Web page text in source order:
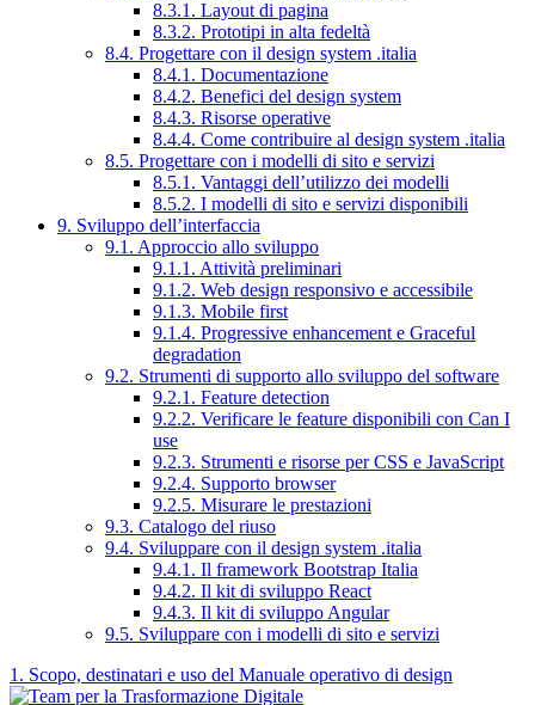
8.3.1. Layout di pagina
8.3.2. Prototipi in alta fedeltà
8.4. Progettare con il design system .italia
8.4.1. Documentazione
8.4.2. Benefici del design system
8.4.3. Risorse operative
8.4.4. Come contribuire al design system .italia
8.5. Progettare con i modelli di sito e servizi
8.5.1. Vantaggi dell’utilizzo dei modelli
8.5.2. I modelli di sito e servizi disponibili
9. Sviluppo dell’interfaccia
9.1. Approccio allo sviluppo
9.1.1. Attività preliminari
9.1.2. Web design responsivo e accessibile
9.1.3. Mobile first
9.1.4. Progressive enhancement e Graceful
degradation
9.2. Strumenti di supporto allo sviluppo del software
9.2.1. Feature detection
9.2.2. Verificare le feature disponibili con Can I
use
9.2.3. Strumenti e risorse per CSS e JavaScript
9.2.4. Supporto browser
9.2.5. Misurare le prestazioni
9.3. Catalogo del riuso
9.4. Sviluppare con il design system .italia
9.4.1. Il framework Bootstrap Italia
9.4.2. Il kit di sviluppo React
9.4.3. Il kit di sviluppo Angular
9.5. Sviluppare con i modelli di sito e servizi
1. Scopo, destinatari e uso del Manuale operativo di design